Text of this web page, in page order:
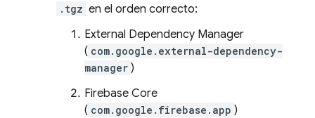
.tgz en el orden correcto:
External Dependency Manager
( com.google.external-dependency-
manager )
Firebase Core
( com.google.firebase.app )